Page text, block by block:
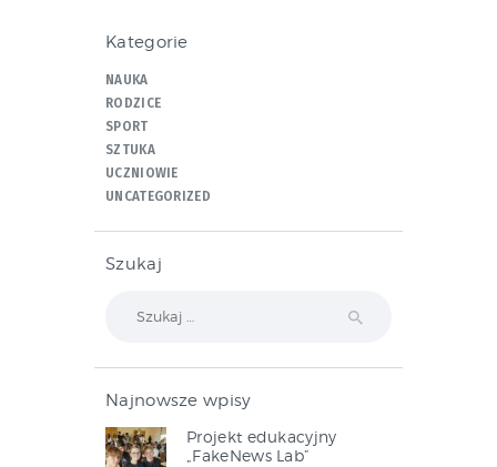
Kategorie
NAUKA
RODZICE
SPORT
SZTUKA
UCZNIOWIE
UNCATEGORIZED
Szukaj
Najnowsze wpisy
Projekt edukacyjny
„FakeNews Lab”